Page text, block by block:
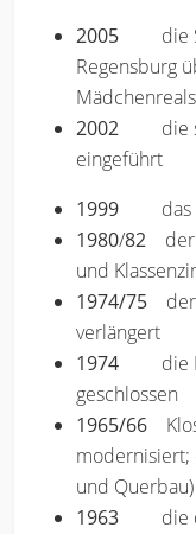
2005 die
Regensburg
2002 die
eingeführt
1999
1980/82
und
1974/75 der
verlängert
1974 die
geschlossen
1965/66
modernisiert;
und
1963 die